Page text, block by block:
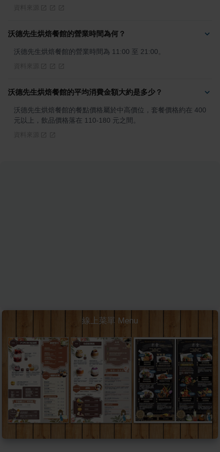
沃德先生烘焙餐館的營業時間為何？
沃德先生烘焙餐館的營業時間為 11:00 至 21:00。
沃德先生烘焙餐館的平均消費金額大約是多少？
沃德先生烘焙餐館的餐點價格屬於中高價位，套餐價格約在 400
元以上，飲品價格落在 110-180 元之間。
線上菜單 Menu